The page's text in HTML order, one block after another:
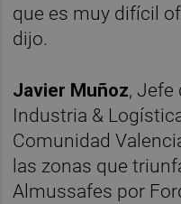
que es muy difícil
dijo.
Javier Muñoz, Jefe
Industria &
Comunidad
las zonas que
Almussafes por